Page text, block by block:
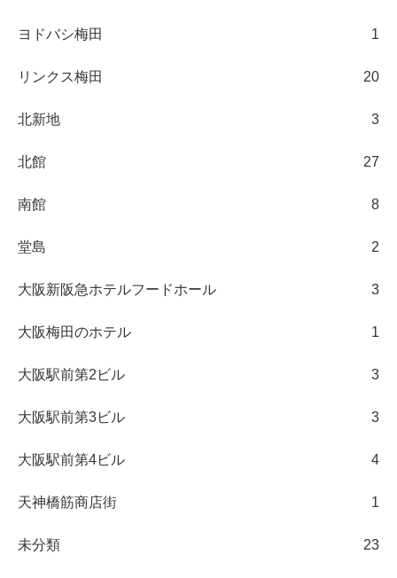
ヨドバシ梅田 1
リンクス梅田 20
北新地 3
北館 27
南館 8
堂島 2
大阪新阪急ホテルフードホール 3
大阪梅田のホテル 1
大阪駅前第2ビル 3
大阪駅前第3ビル 3
大阪駅前第4ビル 4
天神橋筋商店街 1
未分類 23